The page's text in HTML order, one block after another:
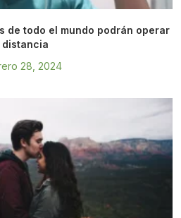
de todo el mundo podrán operar
distancia
28, 2024